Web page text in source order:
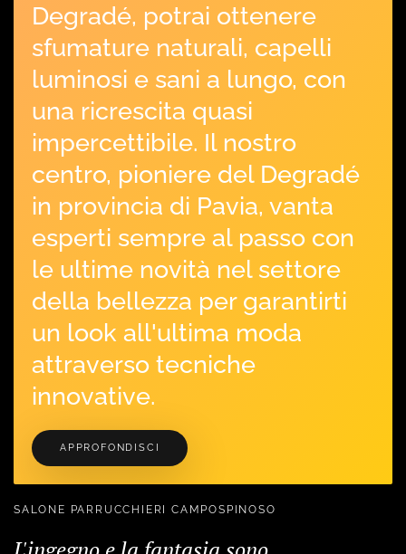
Degradé, potrai ottenere
sfumature naturali, capelli
luminosi e sani a lungo, con
una ricrescita quasi
impercettibile. Il nostro
centro, pioniere del Degradé
in provincia di Pavia, vanta
esperti sempre al passo con
le ultime novità nel settore
della bellezza per garantirti
un look all'ultima moda
attraverso tecniche
innovative.
APPROFONDISCI
SALONE PARRUCCHIERI CAMPOSPINOSO